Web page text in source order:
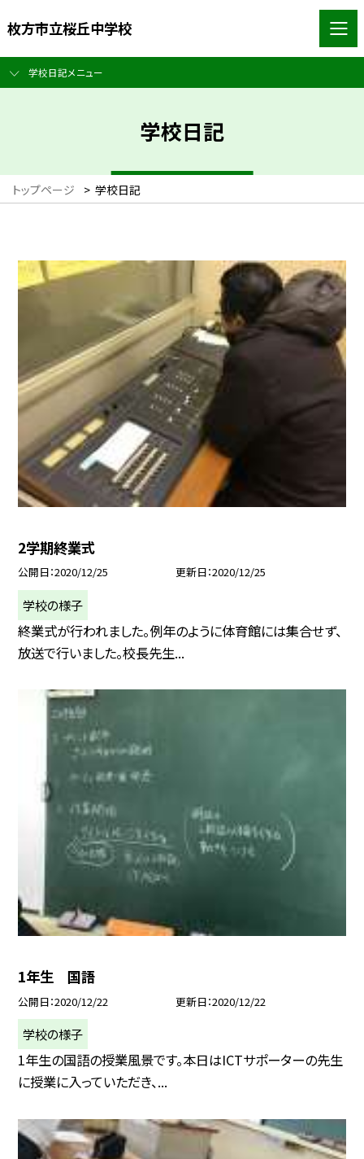
枚方市立桜丘中学校
学校日記メニュー
学校日記
トップページ > 学校日記
2学期終業式
公開日 2020/12/25 更新日 2020/12/25
学校の様子
終業式が行われました。例年のように体育館には集合せず、
放送で行いました。校長先生...
1年生 国語
公開日 2020/12/22 更新日 2020/12/22
学校の様子
1年生の国語の授業風景です。本日はICTサポーターの先生
に授業に入っていただき、...